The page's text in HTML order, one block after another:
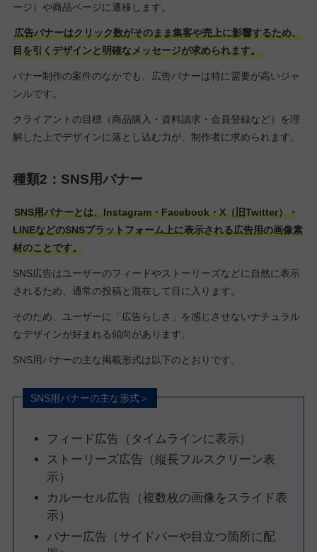
ージ）や商品ページに遷移します。
広告バナーはクリック数がそのまま集客や売上に影響するため、
目を引くデザインと明確なメッセージが求められます。
バナー制作の案件のなかでも、広告バナーは特に需要が高いジャ
ンルです。
クライアントの目標（商品購入・資料請求・会員登録など）を理
解した上でデザインに落とし込む力が、制作者に求められます。
種類2：SNS用バナー
SNS用バナーとは、Instagram・Facebook・X（旧Twitter）・
LINEなどのSNSプラットフォーム上に表示される広告用の画像素
材のことです。
SNS広告はユーザーのフィードやストーリーズなどに自然に表示
されるため、通常の投稿と混在して目に入ります。
そのため、ユーザーに「広告らしさ」を感じさせないナチュラル
なデザインが好まれる傾向があります。
SNS用バナーの主な掲載形式は以下のとおりです。
SNS用バナーの主な形式＞
フィード広告（タイムラインに表示）
ストーリーズ広告（縦長フルスクリーン表
示）
カルーセル広告（複数枚の画像をスライド表
示）
バナー広告（サイドバーや目立つ箇所に配